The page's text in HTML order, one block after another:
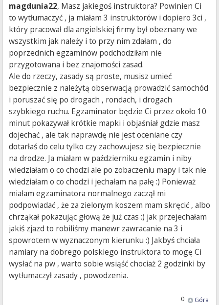
magdunia22, Masz jakiegoś instruktora? Powinien Ci
to wytłumaczyć , ja miałam 3 instruktorów i dopiero 3ci ,
który pracował dla angielskiej firmy był obeznany we
wszystkim jak należy i to przy nim zdałam , do
poprzednich egzaminów podchodziłam nie
przygotowana i bez znajomości zasad.
Ale do rzeczy, zasady są proste, musisz umieć
bezpiecznie z należytą obserwacją prowadzić samochód
i poruszać się po drogach , rondach, i drogach
szybkiego ruchu. Egzaminator będzie Ci przez około 10
minut pokazywał krótkie mapki i objaśniał gdzie masz
dojechać , ale tak naprawdę nie jest oceniane czy
dotarłaś do celu tylko czy zachowujesz się bezpiecznie
na drodze. Ja miałam w październiku egzamin i niby
wiedziałam o co chodzi ale po zobaczeniu mapy i tak nie
wiedziałam o co chodzi i jechałam na pałę :) Ponieważ
miałam egzaminatora normalnego zaczął mi
podpowiadać , że za zielonym koszem mam skręcić , albo
chrząkał pokazując głową że już czas :) jak przejechałam
jakiś zjazd to robiliśmy manewr zawracanie na 3 i
spowrotem w wyznaczonym kierunku :) Jakbyś chciała
namiary na dobrego polskiego instruktora to mogę Ci
wysłać na pw , warto sobie wsiąść chociaż 2 godzinki by
wytłumaczył zasady , powodzenia.
Góra
0